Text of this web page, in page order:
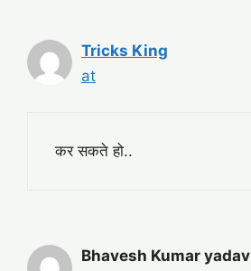
Tricks King
at
कर सकते हो..
Bhavesh Kumar yadav